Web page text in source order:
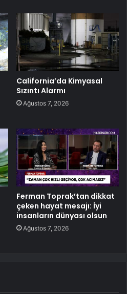
California’da Kimyasal
Sızıntı Alarmı
Ağustos 7, 2026
Ferman Toprak’tan dikkat
çeken hayat mesajı: İyi
insanların dünyası olsun
Ağustos 7, 2026